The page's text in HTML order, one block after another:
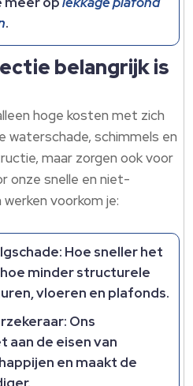
.​
belangrijk is
hoge kosten met zich
waterschade, schimmels en
maar zorgen ook voor
onze snelle en niet-
voorkom je:
Hoe sneller het
minder structurele
vloeren en plafonds.​
Ons
de eisen van
en maakt de